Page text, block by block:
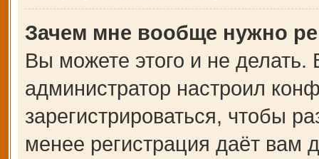
Зачем мне вообще нужно
Вы можете этого и не делать.
администратор настроил
зарегистрироваться, чтобы
менее регистрация даёт вам